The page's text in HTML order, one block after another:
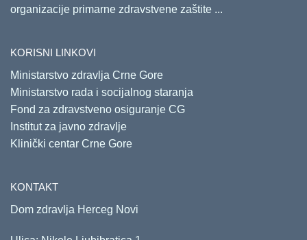
organizacije primarne zdravstvene zaštite ...
KORISNI LINKOVI
Ministarstvo zdravlja Crne Gore
Ministarstvo rada i socijalnog staranja
Fond za zdravstveno osiguranje CG
Institut za javno zdravlje
Klinički centar Crne Gore
KONTAKT
Dom zdravlja Herceg Novi